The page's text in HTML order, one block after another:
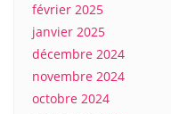
février 2025
janvier 2025
décembre 2024
novembre 2024
octobre 2024